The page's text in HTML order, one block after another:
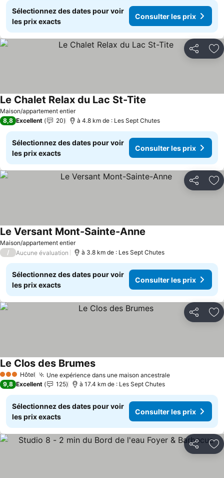
Sélectionnez des dates pour voir
les prix exacts
Consulter les prix
Partager
Maison/appartement entier
Le Chalet Relax du Lac St-Tite
8,8 Excellent 20 à 4.8 km de : Les Sept Chutes
Sélectionnez des dates pour voir
les prix exacts
Consulter les prix
Partager
Maison/appartement entier
Le Versant Mont-Sainte-Anne
/ Aucune évaluation à 3.8 km de : Les Sept Chutes
Sélectionnez des dates pour voir
les prix exacts
Consulter les prix
Partager
3 ÉtoilesHôtel Une expérience dans une maison ancestrale
Le Clos des Brumes
9,8 Excellent 125 à 17.4 km de : Les Sept Chutes
Sélectionnez des dates pour voir
les prix exacts
Consulter les prix
Partager